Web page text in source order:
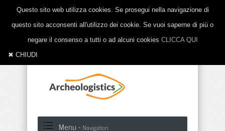
Menu - Navigation
Questo sito web utilizza cookies. Se prosegui nella navigazione di
questo sito acconsenti all'utilizzo dei cookie. Se vuoi saperne di più o
negare il consenso a tutti o ad alcuni cookies CLICCA QUI
✖ CHIUDI